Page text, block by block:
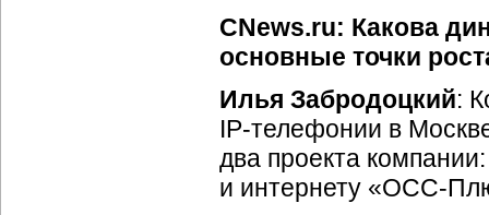
CNews.ru: Какова
основные точки
Илья Забродоцкий:
IP-телефонии в
два проекта
и интернету «ОСС-